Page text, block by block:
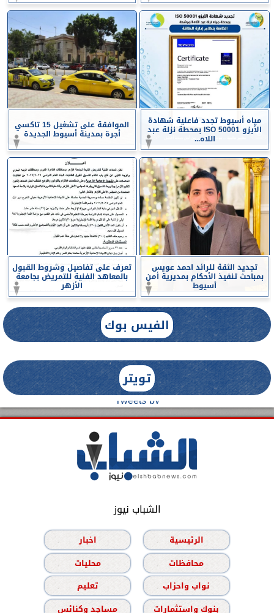
مياه أسيوط تجدد فاعلية شهادة
الأيزو ISO 50001 بمحطة نزلة عبد
اللاه...
الموافقة على تشغيل 15 تاكسي
أجرة بمدينة أسيوط الجديدة
تجديد الثقة للرائد احمد عويس
بمباحث تنفيذ الأحكام بمديرية أمن
أسيوط
تعرف على تفاصيل وشروط القبول
بالمعاهد الفنية للتمريض بجامعة
الأزهر
الفيس بوك
تويتر
Tweets by
الشباب نيوز
الرئيسية
اخبار
محافظات
محليات
نواب واحزاب
تعليم
بنوك واستثمارات
مساجد وكنائس